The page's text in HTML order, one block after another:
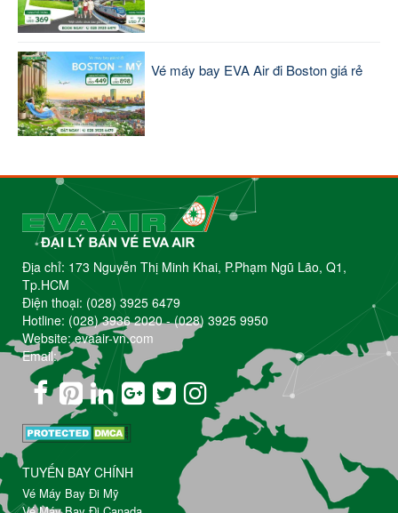
Vé máy bay EVA Air đi Boston giá rẻ
Địa chỉ: 173 Nguyễn Thị Minh Khai, P.Phạm Ngũ Lão, Q1,
Tp.HCM
Điện thoại: (028) 3925 6479
Hotline: (028) 3936 2020-(028) 3925 9950
Website: evaair-vn.com
Email:
TUYẾN BAY CHÍNH
Vé Máy Bay Đi Mỹ